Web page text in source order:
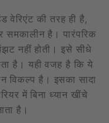
वेरिएंट की तरह ही है,
समकालीन है। पारंपरिक
नहीं होती। इसे सीधे
है। यही वजह है कि ये
विकल्प है। इसका सादा
में बिना ध्यान खींचे
है।